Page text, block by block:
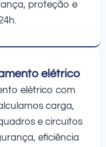
proteção e
elétrico
elétrico com
carga,
e circuitos
eficiência